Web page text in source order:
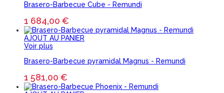
Brasero-Barbecue Cube - Remundi
1 684,00 €
AJOUT AU PANIER
Voir plus
Brasero-Barbecue pyramidal Magnus - Remundi
1 581,00 €